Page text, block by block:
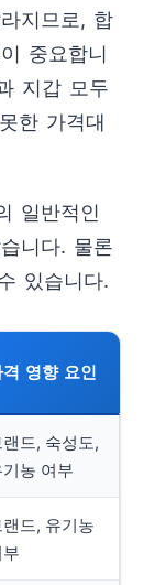
지므로, 합
중요합니
지갑 모두
한 가격대
일반적인
니다. 물론
있습니다.
격 영향 요인
랜드, 숙성도,
기농 여부
랜드, 유기농